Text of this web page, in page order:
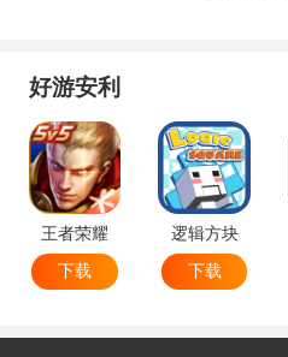
好游安利
王者荣耀
下载
逻辑方块
下载